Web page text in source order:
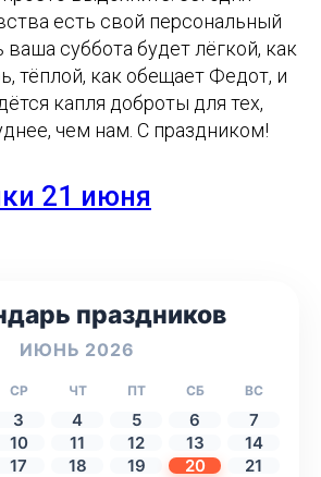
есть свой персональный
ваша суббота будет лёгкой, как
тёплой, как обещает Федот, и
капля доброты для тех,
чем нам. С праздником!
21 июня
праздников
ИЮНЬ 2026
СР ЧТ ПТ СБ ВС
3 4 5 6
7
10 11 12 13
14
17 18 19 20
21